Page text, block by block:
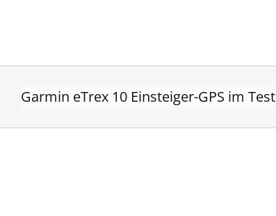
Garmin eTrex 10 Einsteiger-GPS im Test